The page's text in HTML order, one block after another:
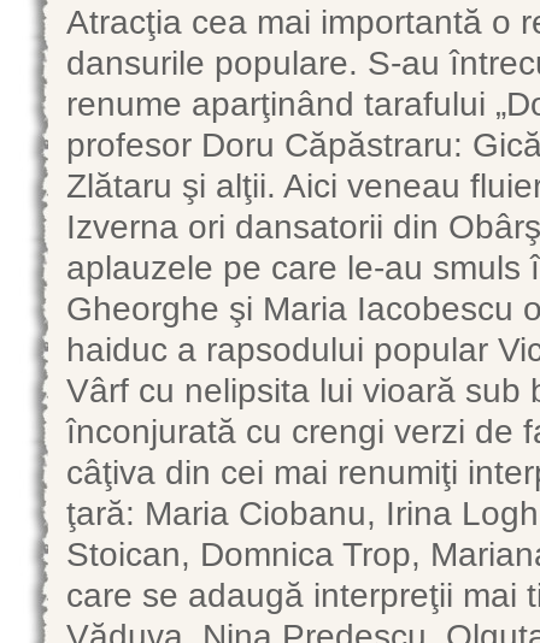
Atracţia cea mai importantă o
dansurile populare. S-au
renume aparţinând tarafului
profesor Doru Căpăstraru:
Zlătaru şi alţii. Aici veneau
Izverna ori dansatorii din
aplauzele pe care le-au smuls
Gheorghe şi Maria Iacobescu
haiduc a rapsodului popular
Vârf cu nelipsita lui vioară sub
înconjurată cu crengi verzi de
câţiva din cei mai renumiţi
ţară: Maria Ciobanu, Irina
Stoican, Domnica Trop,
care se adaugă interpreţii mai